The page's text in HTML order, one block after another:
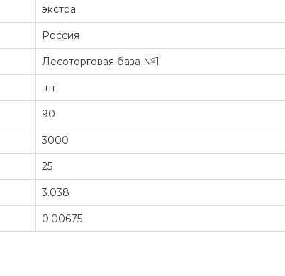
экстра
Россия
Лесоторговая база №1
шт
90
3000
25
3.038
0.00675